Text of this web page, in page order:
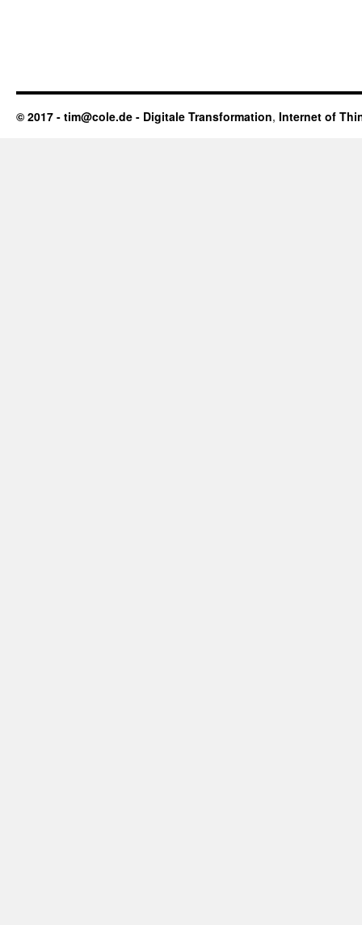
© 2017 - tim@cole.de - Digitale Transformation, Internet of